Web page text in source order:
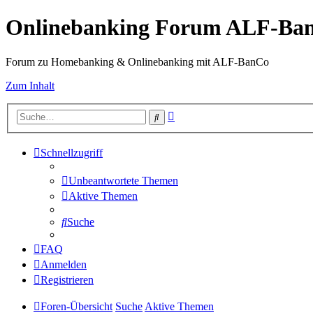
Onlinebanking Forum ALF-
Forum zu Homebanking & Onlinebanking mit ALF-BanCo
Zum Inhalt
Suche
Schnellzugriff
Unbeantwortete Themen
Aktive Themen
Suche
FAQ
Anmelden
Registrieren
Foren-Übersicht SucheAktive Themen